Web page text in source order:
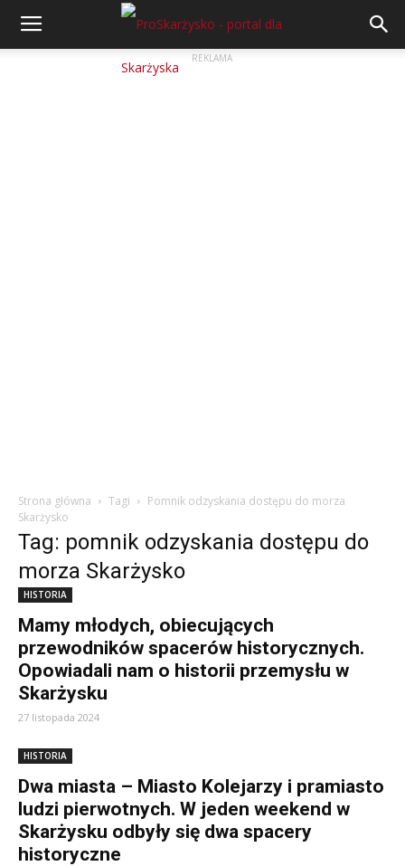
REKLAMA
Strona główna Tagi
Pomnik odzyskania dostępu do morza
Skarżysko
Tag: pomnik odzyskania dostępu do
morza Skarżysko
HISTORIA
Mamy młodych, obiecujących
przewodników spacerów historycznych.
Opowiadali nam o historii przemysłu w
Skarżysku
27 listopada 2024
HISTORIA
Dwa miasta – Miasto Kolejarzy i pramiasto
ludzi pierwotnych. W jeden weekend w
Skarżysku odbyły się dwa spacery
historyczne